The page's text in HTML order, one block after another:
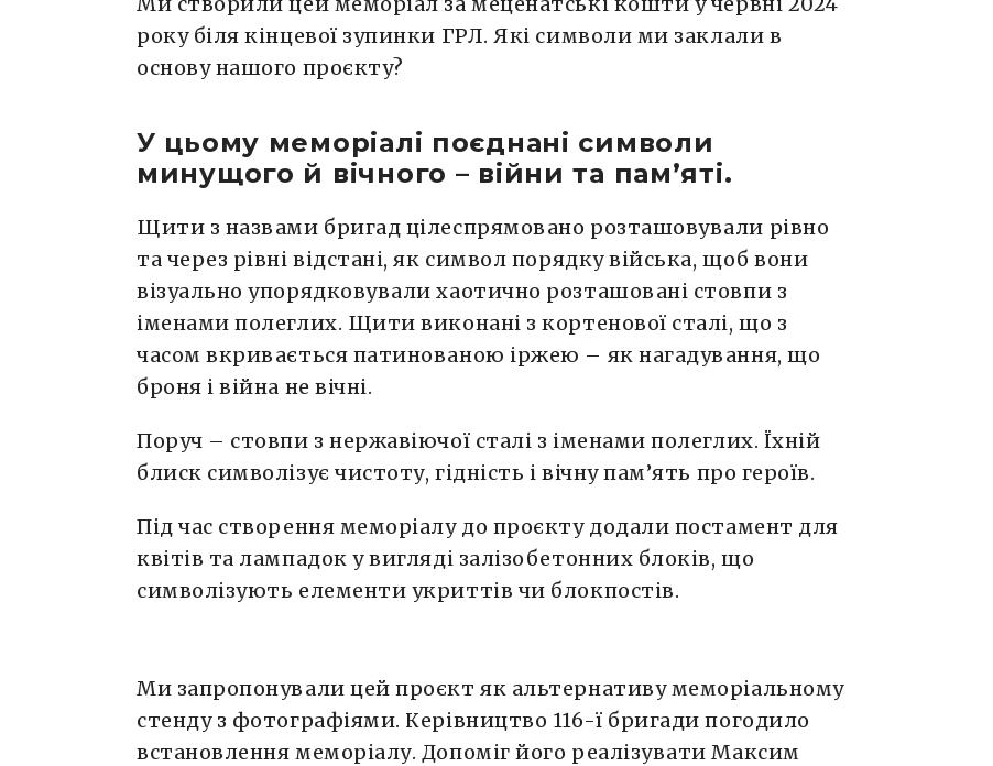
року біля кінцевої зупинки ГРЛ. Які символи ми заклали в
основу нашого проєкту?
У цьому меморіалі поєднані символи
минущого й вічного – війни та пам’яті.
Щити з назвами бригад цілеспрямовано розташовували рівно
та через рівні відстані, як символ порядку війська, щоб вони
візуально упорядковували хаотично розташовані стовпи з
іменами полеглих. Щити виконані з кортенової сталі, що з
часом вкривається патинованою іржею – як нагадування, що
броня і війна не вічні.
Поруч – стовпи з нержавіючої сталі з іменами полеглих. Їхній
блиск символізує чистоту, гідність і вічну пам’ять про героїв.
Під час створення меморіалу до проєкту додали постамент для
квітів та лампадок у вигляді залізобетонних блоків, що
символізують елементи укриттів чи блокпостів.
Ми запропонували цей проєкт як альтернативу меморіальному
стенду з фотографіями. Керівництво 116-ї бригади погодило
встановлення меморіалу. Допоміг його реалізувати Максим